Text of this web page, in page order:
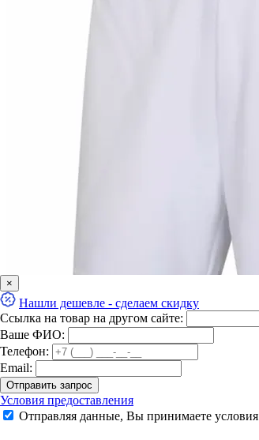
Шорты мужские Li-Ning AAPR379 (White)
2 420 ₽
×
Нашли дешевле - сделаем скидку
Ссылка на товар на другом сайте:
Ваше ФИО:
Телефон:
Email:
Отправить запрос
Условия предоставления
Отправляя данные, Вы принимаете условия